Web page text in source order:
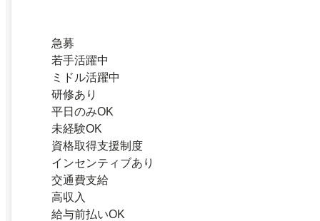
急募
若手活躍中
ミドル活躍中
研修あり
平日のみOK
未経験OK
資格取得支援制度
インセンティブあり
交通費支給
高収入
給与前払いOK